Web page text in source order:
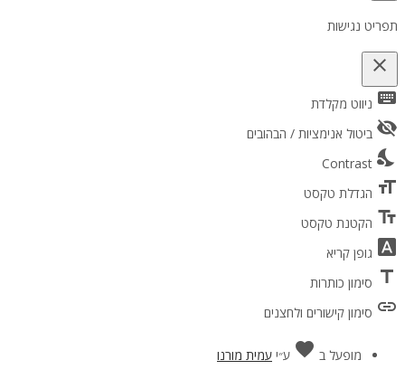
תפריט נגישות
close
פתיחה וסגירה של תפריט הנגישותkeyboard ניווט מקלדת
visibility_off ביטול אנימציות / הבהובים
nights_stay
Contrast
format_size הגדלת טקסט
text_fields הקטנת טקסט
font_download גופן קריא
title סימון כותרות
link סימון קישורים ולחצנים
מופעל ב favorite אהבה
ע״י עמית מורנו